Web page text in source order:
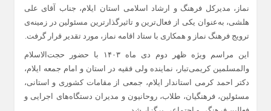
نماز، مدیرکل فرهنگ و ارشاد اسلامی استان ایلام، جناب آقای علی
هلشی، به‌عنوان یکی از فعال‌ترین و تاثیرگذارترین مسئولین در زمینه‌ی
ترویج فرهنگ نماز و همکاری با ستاد اقامه نماز، مورد تقدیر قرار گرفت.
این مراسم ویژه ظهر دوم دی ماه ۱۴۰۳ با حضور حجت‌الاسلام
والمسلمین کریمی‌تبار، نماینده ولی فقیه در استان و امام جمعه ایلام،
دکتر احمد کرمی استاندار ایلام، جمعی از مقامات کشوری و استانی،
مسئولین، فرهنگیان، طلاب، روحانیون و مدیران دستگاه‌های اجرایی و